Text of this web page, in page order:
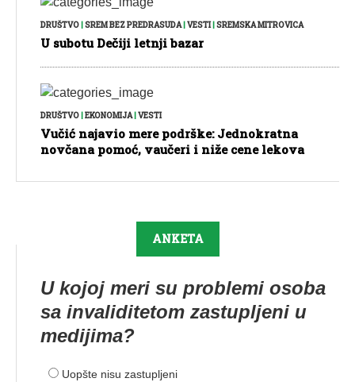
DRUŠTVO|SREM BEZ PREDRASUDA|VESTI|SREMSKA MITROVICA
U subotu Dečiji letnji bazar
DRUŠTVO EKONOMIJA| VESTI
Vučić najavio mere podrške: Jednokratna
novčana pomoć, vaučeri i niže cene lekova
ANKETA
U kojoj meri su problemi osoba
sa invaliditetom zastupljeni u
medijima?
Uopšte nisu zastupljeni